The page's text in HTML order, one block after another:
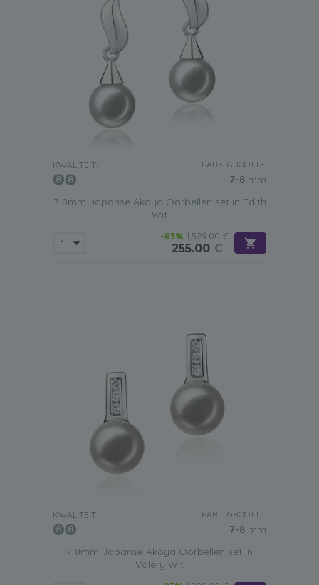
KWALITEIT: PARELGROOTTE:
7-8 mm
7-8mm Japanse Akoya Oorbellen set in Edith
Wit
-83% 1,529.00 €
255.00 €
KWALITEIT: PARELGROOTTE:
7-8 mm
7-8mm Japanse Akoya Oorbellen set in
Valery Wit